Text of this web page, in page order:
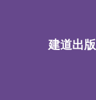
建道出版